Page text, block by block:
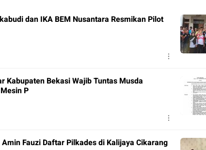
dan IKA BEM Nusantara Resmikan Pilot
Kabupaten Bekasi Wajib Tuntas Musda
P
Fauzi Daftar Pilkades di Kalijaya Cikarang